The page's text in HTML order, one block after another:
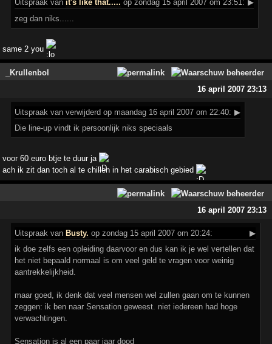
Uitspraak vanit's like that..... op zondag 15 april 2007 om 23:51: ▶
zeg dan niks......
same 2 you
_Krullenbol
16 april 2007 23:13
Uitspraak van verwijderd op maandag 16 april 2007 om 22:40: ▶
Die line-up vindt ik persoonlijk niks speciaals
voor 60 euro btje te duur ja
ach ik zit dan toch al te chillen in het carabisch gebied
16 april 2007 23:13
Uitspraak van Busty. op zondag 15 april 2007 om 20:24:
▶
ik doe zelfs een opleiding daarvoor en dus kan ik je wel vertellen dat
het niet bepaald normaal is om veel geld te vragen voor weinig
aantrekkelijkheid.
maar goed, ik denk dat veel mensen wel zullen gaan om te kunnen
zeggen: ik ben naar Sensation geweest. niet iedereen had hoge
verwachtingen.
Sensation is al een paar jaar dood